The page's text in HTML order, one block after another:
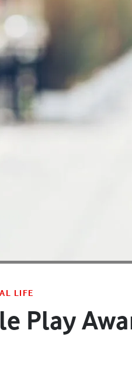
LIFE
Play